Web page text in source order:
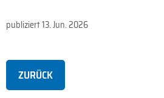
publiziert13. Jun. 2026
ZURÜCK